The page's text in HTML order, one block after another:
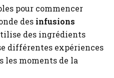
pour commencer
des infusions
des ingrédients
différentes expériences
les moments de la